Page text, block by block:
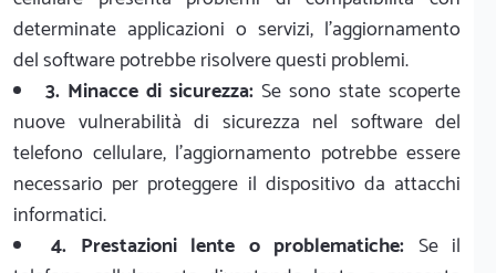
determinate applicazioni o servizi, l'aggiornamento
del software potrebbe risolvere questi problemi.
3. Minacce di sicurezza: Se sono state scoperte
nuove vulnerabilità di sicurezza nel software del
telefono cellulare, l'aggiornamento potrebbe essere
necessario per proteggere il dispositivo da attacchi
informatici.
4. Prestazioni lente o problematiche: Se il